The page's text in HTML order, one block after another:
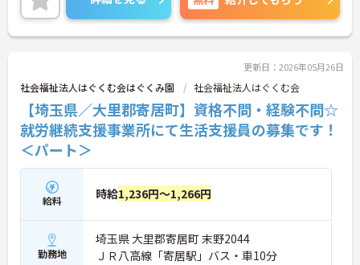
けます。
特に子育て中の方は働きやすい環境です。育児休暇
取得率100％に加え。保育室も完備しております。
らのご転職の方もお部屋探しに困ることないですよ
♪
ご興味ある方には、面接対策ポイントなど、さらに
詳細をお話しいたしますのでお気軽にご相談くださ
い！
更新日：2026年05月26日
社会福祉法人はぐくむ会はぐくみ園 社会福祉法人はぐくむ会
【埼玉県／大里郡寄居町】資格不問・経験不問☆
就労継続支援事業所にて生活支援員の募集です！
＜パート＞
給料 時給1,236円～1,266円
勤務地
埼玉県 大里郡寄居町 末野2044
ＪＲ八高線「寄居駅」バス・車10分